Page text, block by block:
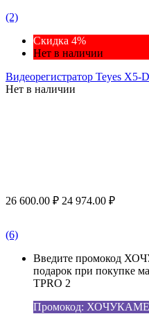
(2)
Скидка 4%
Нет в наличии
Видеорегистратор Teyes X5-
Нет в наличии
26 600.00 ₽ 24 974.00 ₽
(6)
Введите промокод
подарок при покупке
TPRO 2
Промокод: